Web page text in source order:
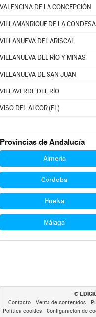
VALENCINA DE LA CONCEPCIÓN
VILLAMANRIQUE DE LA CONDESA
VILLANUEVA DEL ARISCAL
VILLANUEVA DEL RÍO Y MINAS
VILLANUEVA DE SAN JUAN
VILLAVERDE DEL RÍO
VISO DEL ALCOR (EL)
Provincias de Andalucía
Almería
Córdoba
Huelva
Málaga
©
Contacto Venta de contenidos
Política cookies
Configuración de